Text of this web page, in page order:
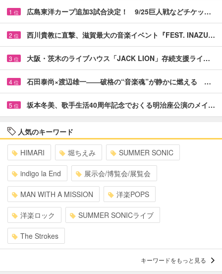
1 位 広島東洋カープ追加3試合決定！ 9/25巨人戦などチケッ…
2 位 西川貴教に直撃、滋賀最大の音楽イベント『FEST. INAZU…
3 位 大阪・茨木のライブハウス「JACK LION」存続支援ライ…
4 位 石田泰尚×渡辺雄一――破格の“音楽魂”が静かに燃える …
5 位 坂本冬美、歌手生活40周年記念でおくる明治座公演のメイ…
人気のキーワード
HIMARI 堀ちえみ SUMMER SONIC
indigo la End 展示会/博覧会/展覧会
MAN WITH A MISSION 洋楽POPS
洋楽ロック SUMMER SONICライブ
The Strokes
キーワードをもっと見る